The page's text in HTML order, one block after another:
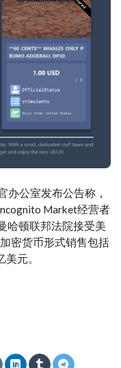
办公室发布公告称，
Market经营者
哈顿联邦法院接受美
密货币形式销售包括
元。